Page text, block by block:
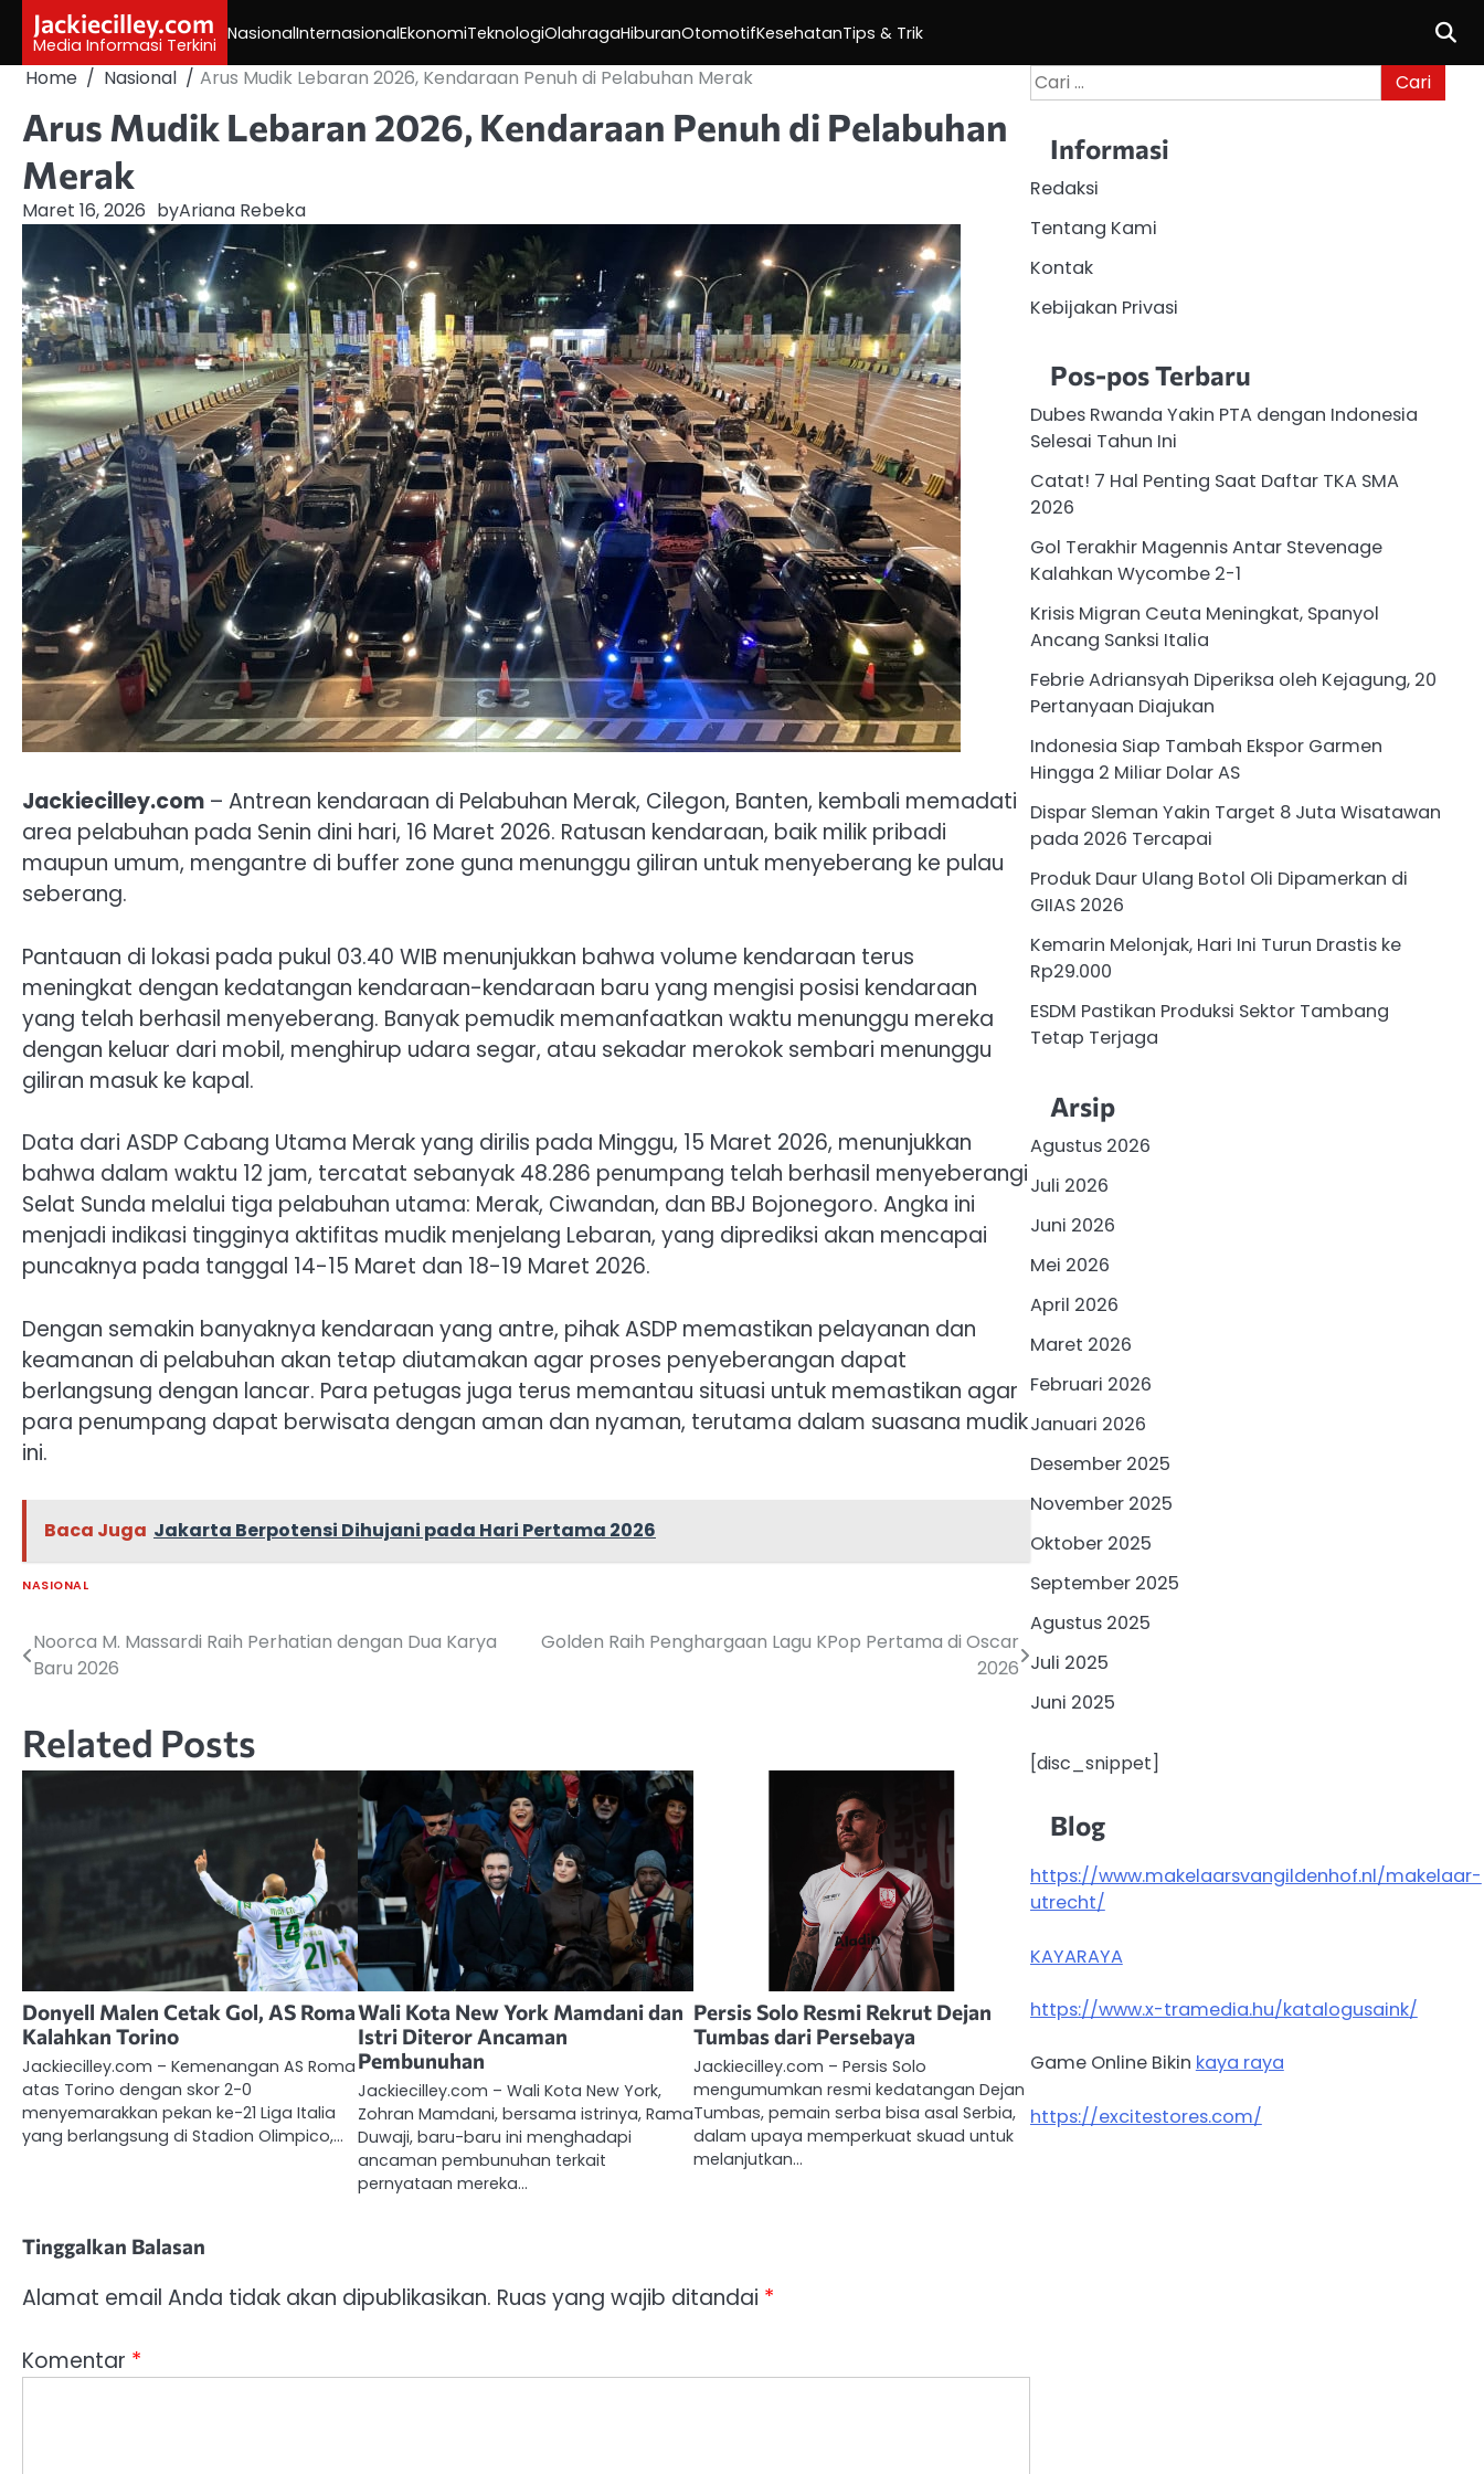
content
Jackiecilley.com
Media Informasi Terkini
NasionalInternasionalEkonomiTeknologiOlahragaHiburanOtomotifKesehatanTips & Trik
Home Nasional Arus Mudik Lebaran 2026, Kendaraan Penuh di Pelabuhan Merak
Arus Mudik Lebaran 2026, Kendaraan Penuh di Pelabuhan
Merak
Maret 16, 2026 byAriana Rebeka
Jackiecilley.com – Antrean kendaraan di Pelabuhan Merak, Cilegon, Banten, kembali memadati
area pelabuhan pada Senin dini hari, 16 Maret 2026. Ratusan kendaraan, baik milik pribadi
maupun umum, mengantre di buffer zone guna menunggu giliran untuk menyeberang ke pulau
seberang.
Pantauan di lokasi pada pukul 03.40 WIB menunjukkan bahwa volume kendaraan terus
meningkat dengan kedatangan kendaraan-kendaraan baru yang mengisi posisi kendaraan
yang telah berhasil menyeberang. Banyak pemudik memanfaatkan waktu menunggu mereka
dengan keluar dari mobil, menghirup udara segar, atau sekadar merokok sembari menunggu
giliran masuk ke kapal.
Data dari ASDP Cabang Utama Merak yang dirilis pada Minggu, 15 Maret 2026, menunjukkan
bahwa dalam waktu 12 jam, tercatat sebanyak 48.286 penumpang telah berhasil menyeberangi
Selat Sunda melalui tiga pelabuhan utama: Merak, Ciwandan, dan BBJ Bojonegoro. Angka ini
menjadi indikasi tingginya aktifitas mudik menjelang Lebaran, yang diprediksi akan mencapai
puncaknya pada tanggal 14-15 Maret dan 18-19 Maret 2026.
Dengan semakin banyaknya kendaraan yang antre, pihak ASDP memastikan pelayanan dan
keamanan di pelabuhan akan tetap diutamakan agar proses penyeberangan dapat
berlangsung dengan lancar. Para petugas juga terus memantau situasi untuk memastikan agar
para penumpang dapat berwisata dengan aman dan nyaman, terutama dalam suasana mudik
ini.
Baca Juga Jakarta Berpotensi Dihujani pada Hari Pertama 2026
NASIONAL
Navigasi
Noorca M. Massardi Raih Perhatian dengan Dua Karya
Baru 2026
Golden Raih Penghargaan Lagu KPop Pertama di Oscar
2026
Related Posts
Donyell Malen Cetak Gol, AS Roma
Kalahkan Torino
Jackiecilley.com – Kemenangan AS Roma
atas Torino dengan skor 2-0
menyemarakkan pekan ke-21 Liga Italia
yang berlangsung di Stadion Olimpico,…
Wali Kota New York Mamdani dan
Istri Diteror Ancaman
Pembunuhan
Jackiecilley.com – Wali Kota New York,
Zohran Mamdani, bersama istrinya, Rama
Duwaji, baru-baru ini menghadapi
ancaman pembunuhan terkait
pernyataan mereka…
Persis Solo Resmi Rekrut Dejan
Tumbas dari Persebaya
Jackiecilley.com – Persis Solo
mengumumkan resmi kedatangan Dejan
Tumbas, pemain serba bisa asal Serbia,
dalam upaya memperkuat skuad untuk
melanjutkan…
Tinggalkan Balasan
Alamat email Anda tidak akan dipublikasikan. Ruas yang wajib ditandai *
Komentar *
Cari
untuk:
Informasi
Redaksi
Tentang Kami
Kontak
Kebijakan Privasi
Pos-pos Terbaru
Dubes Rwanda Yakin PTA dengan Indonesia
Selesai Tahun Ini
Catat! 7 Hal Penting Saat Daftar TKA SMA
2026
Gol Terakhir Magennis Antar Stevenage
Kalahkan Wycombe 2-1
Krisis Migran Ceuta Meningkat, Spanyol
Ancang Sanksi Italia
Febrie Adriansyah Diperiksa oleh Kejagung, 20
Pertanyaan Diajukan
Indonesia Siap Tambah Ekspor Garmen
Hingga 2 Miliar Dolar AS
Dispar Sleman Yakin Target 8 Juta Wisatawan
pada 2026 Tercapai
Produk Daur Ulang Botol Oli Dipamerkan di
GIIAS 2026
Kemarin Melonjak, Hari Ini Turun Drastis ke
Rp29.000
ESDM Pastikan Produksi Sektor Tambang
Tetap Terjaga
Arsip
Agustus 2026
Juli 2026
Juni 2026
Mei 2026
April 2026
Maret 2026
Februari 2026
Januari 2026
Desember 2025
November 2025
Oktober 2025
September 2025
Agustus 2025
Juli 2025
Juni 2025
[disc_snippet]
Blog
https://www.makelaarsvangildenhof.nl/makelaar-
utrecht/
KAYARAYA
https://www.x-tramedia.hu/katalogusaink/
Game Online Bikin kaya raya
https://excitestores.com/